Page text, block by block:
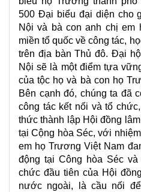
500 Đại biểu đại diện cho
Nội và bà con anh chị em
miền tổ quốc về công tác,
trên địa bàn Thủ đô. Đại
Nội sẽ là một điểm tựa
của tộc họ và bà con họ
Bên cạnh đó, chúng ta đã
công tác kết nối và tổ
thức thành lập Hội đồng
tại Cộng hòa Séc, với
em họ Trương Việt Nam
động tại Công hòa Séc
chức đầu tiên của Hội
nước ngoài, là cầu nối